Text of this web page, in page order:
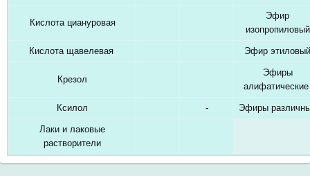
Кислота циануровая
Эфир
изопропиловый
Кислота щавелевая Эфир этиловый
Крезол
Эфиры
Ксилол - Эфиры
Лаки и лаковые
растворители